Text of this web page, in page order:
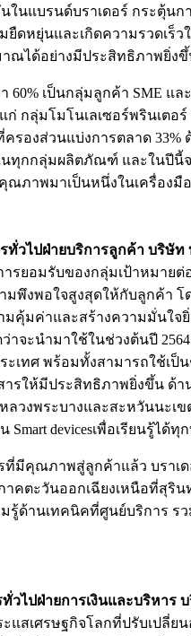
นแบรนด์บราเดอร์ กระตุ้นก
ดหยุ่นและเกิดความรวดเร็
ณได้อย่างมีประสิทธิภาพยิ่งขึ้
60% เป็นกลุ่มลูกค้า SME
กลุ่มโมโนเลเซอร์พรินเตอ
รองส่วนแบ่งการตลาด 33%
ทุกกลุ่มผลิตภัณฑ์ และในปีนี้
ณภาพมาเป็นหนึ่งในเครื่อง
วไปฝ่ายบริการลูกค้า บริษัท
รยอมรับของกลุ่มเป้าหมาย
พึงพอใจสูงสุดให้กับลูกค้า โ
มคุ้มค่าและสร้างความมั่นใ
าจะนำมาใช้ในช่วงต้นปี
เทศ พร้อมทั้งสามารถใช้เป็
รให้มีประสิทธิภาพยิ่งขึ้น ด้
วงพระบางและสะหวันนะเข
devicesเพื่อเรียนรู้ได้ทุ
ที่มีคุณภาพสู่ลูกค้าแล้ว บรา
คตะวันออกเฉียงเหนือที่สุริ
ด้านเทคนิคที่ศูนย์บริการ ร
ไปฝ่ายการเงินและบริหาร
แสเศรษฐกิจโลกที่ปรับเปลี่ย